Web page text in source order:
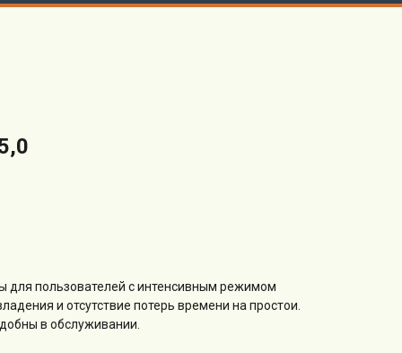
пользователей с интенсивным режимом
и отсутствие потерь времени на простои.
в обслуживании.